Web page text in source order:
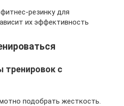
резинку для
их эффективность
тренировок с
подобрать жесткость.